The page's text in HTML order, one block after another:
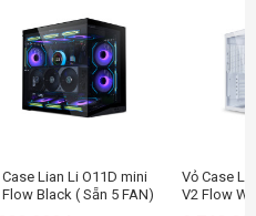
khí: Hỗ trợ 2 fan 120mm ở phía
chân đế cao 27mm và thiết kế
Case Lian Li O11D mini
Flow Black ( Sẵn 5 FAN)
Vỏ Case
V2 Flow